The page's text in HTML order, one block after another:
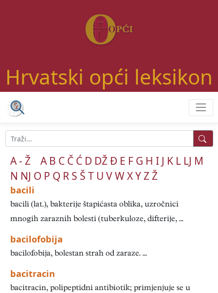
Hrvatski opći leksikon
A - Ž A B C Č Ć D DŽĐ E F G H I J K L LJ M
N NJ O P Q R S Š T U VWXYZŽ
bacili
bacili (lat.), bakterije štapićasta oblika, uzročnici
mnogih zaraznih bolesti (tuberkuloze, difterije, ...
bacilofobija
bacilofobija, bolestan strah od zaraze. ...
bacitracin
bacitracin, polipeptidni antibiotik; primjenjuje se u